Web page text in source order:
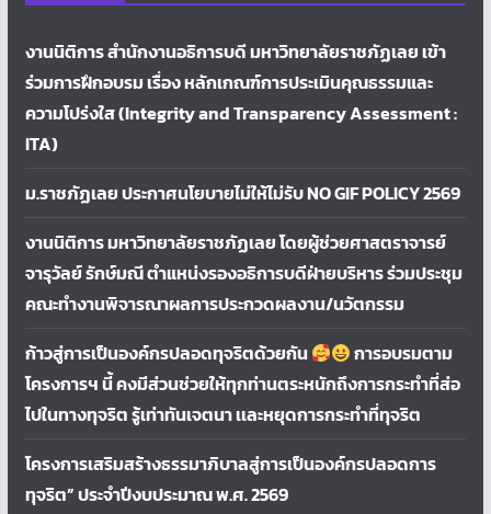
งานนิติการ สำนักงานอธิการบดี มหาวิทยาลัยราชภัฏเลย เข้า
ร่วมการฝึกอบรม เรื่อง หลักเกณฑ์การประเมินคุณธรรมและ
ความโปร่งใส (Integrity and Transparency Assessment :
ITA)
ม.ราชภัฏเลย ประกาศนโยบายไม่ให้ไม่รับ NO GIF POLICY 2569
งานนิติการ มหาวิทยาลัยราชภัฏเลย โดยผู้ช่วยศาสตราจารย์
จารุวัลย์ รักษ์มณี ตำแหน่งรองอธิการบดีฝ่ายบริหาร ร่วมประชุม
คณะทำงานพิจารณาผลการประกวดผลงาน/นวัตกรรม
ก้าวสู่การเป็นองค์กรปลอดทุจริตด้วยกัน
การอบรมตาม
โครงการฯ นี้ คงมีส่วนช่วยให้ทุกท่านตระหนักถึงการกระทำที่ส่อ
ไปในทางทุจริต รู้เท่าทันเจตนา เเละหยุดการกระทำที่ทุจริต
โครงการเสริมสร้างธรรมาภิบาลสู่การเป็นองค์กรปลอดการ
ทุจริต” ประจำปีงบประมาณ พ.ศ. 2569